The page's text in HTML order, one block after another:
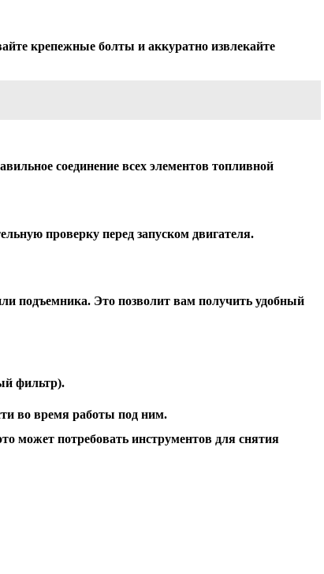
крепежные болты и аккуратно извлекайте
соединение всех элементов топливной
проверку перед запуском двигателя.
подъемника. Это позволит вам получить удобный
фильтр).
во время работы под ним.
может потребовать инструментов для снятия